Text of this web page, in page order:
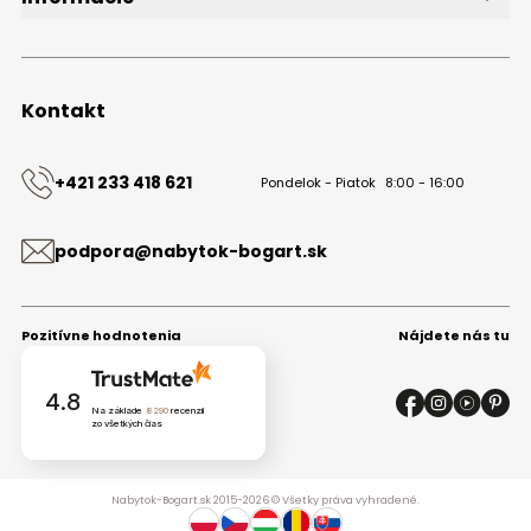
Obchodné podmienky
Kontakt
Kontakt
+421 233 418 621 Pondelok - Piatok 8:00 - 16:00
podpora@nabytok-bogart.sk
Pozitívne hodnotenia
4.8 Na základe 8290recenzií
zo všetkých čias
Nájdete nás tu
Nabytok-Bogart.sk 2015-2026 © Všetky práva vyhradené.